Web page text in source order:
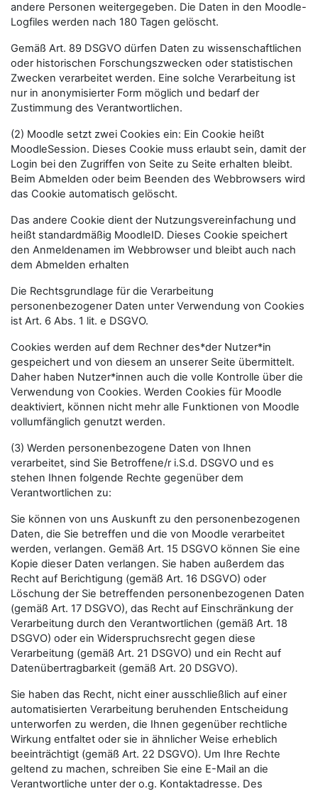
andere Personen weitergegeben. Die Daten in den Moodle-
Logfiles werden nach 180 Tagen gelöscht.
Gemäß Art. 89 DSGVO dürfen Daten zu wissenschaftlichen
oder historischen Forschungszwecken oder statistischen
Zwecken verarbeitet werden. Eine solche Verarbeitung ist
nur in anonymisierter Form möglich und bedarf der
Zustimmung des Verantwortlichen.
(2) Moodle setzt zwei Cookies ein: Ein Cookie heißt
MoodleSession. Dieses Cookie muss erlaubt sein, damit der
Login bei den Zugriffen von Seite zu Seite erhalten bleibt.
Beim Abmelden oder beim Beenden des Webbrowsers wird
das Cookie automatisch gelöscht.
Das andere Cookie dient der Nutzungsvereinfachung und
heißt standardmäßig MoodleID. Dieses Cookie speichert
den Anmeldenamen im Webbrowser und bleibt auch nach
dem Abmelden erhalten
Die Rechtsgrundlage für die Verarbeitung
personenbezogener Daten unter Verwendung von Cookies
ist Art. 6 Abs. 1 lit. e DSGVO.
Cookies werden auf dem Rechner des*der Nutzer*in
gespeichert und von diesem an unserer Seite übermittelt.
Daher haben Nutzer*innen auch die volle Kontrolle über die
Verwendung von Cookies. Werden Cookies für Moodle
deaktiviert, können nicht mehr alle Funktionen von Moodle
vollumfänglich genutzt werden.
(3) Werden personenbezogene Daten von Ihnen
verarbeitet, sind Sie Betroffene/r i.S.d. DSGVO und es
stehen Ihnen folgende Rechte gegenüber dem
Verantwortlichen zu:
Sie können von uns Auskunft zu den personenbezogenen
Daten, die Sie betreffen und die von Moodle verarbeitet
werden, verlangen. Gemäß Art. 15 DSGVO können Sie eine
Kopie dieser Daten verlangen. Sie haben außerdem das
Recht auf Berichtigung (gemäß Art. 16 DSGVO) oder
Löschung der Sie betreffenden personenbezogenen Daten
(gemäß Art. 17 DSGVO), das Recht auf Einschränkung der
Verarbeitung durch den Verantwortlichen (gemäß Art. 18
DSGVO) oder ein Widerspruchsrecht gegen diese
Verarbeitung (gemäß Art. 21 DSGVO) und ein Recht auf
Datenübertragbarkeit (gemäß Art. 20 DSGVO).
Sie haben das Recht, nicht einer ausschließlich auf einer
automatisierten Verarbeitung beruhenden Entscheidung
unterworfen zu werden, die Ihnen gegenüber rechtliche
Wirkung entfaltet oder sie in ähnlicher Weise erheblich
beeinträchtigt (gemäß Art. 22 DSGVO). Um Ihre Rechte
geltend zu machen, schreiben Sie eine E-Mail an die
Verantwortliche unter der o.g. Kontaktadresse. Des